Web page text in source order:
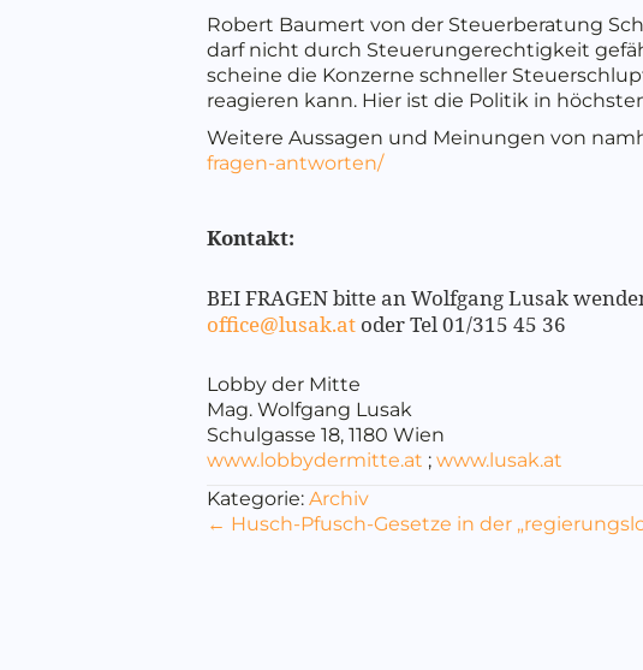
Robert Baumert von der Steuerberatung
darf nicht durch Steuerungerechtigkeit
scheine die Konzerne schneller
reagieren kann. Hier ist die Politik in
Weitere Aussagen und Meinungen von
fragen-antworten/
Kontakt:
BEI FRAGEN bitte an Wolfgang Lusak
office@lusak.at oder Tel 01/315 45 36
Lobby der Mitte
Mag. Wolfgang Lusak
Schulgasse 18, 1180 Wien
www.lobbydermitte.at ; www.lusak.at
Kategorie: Archiv
Posts
← Husch-Pfusch-Gesetze in der